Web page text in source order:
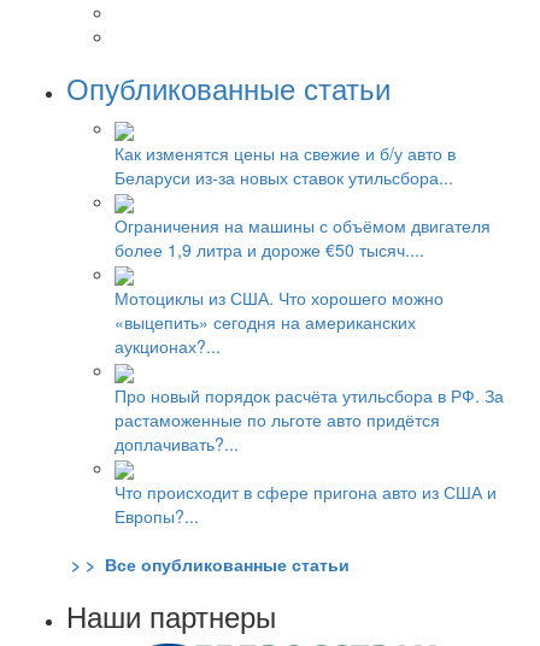
Опубликованные статьи
Как изменятся цены на свежие и б/у авто в
Беларуси из-за новых ставок утильсбора...
Ограничения на машины с объёмом двигателя
более 1,9 литра и дороже €50 тысяч....
Мотоциклы из США. Что хорошего можно
«выцепить» сегодня на американских
аукционах?...
Про новый порядок расчёта утильсбора в РФ. За
растаможенные по льготе авто придётся
доплачивать?...
Что происходит в сфере пригона авто из США и
Европы?...
> > Все опубликованные статьи
Наши партнеры